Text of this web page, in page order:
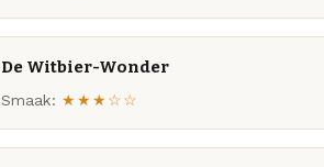
De Witbier-Wonder
Smaak: ★★★☆☆